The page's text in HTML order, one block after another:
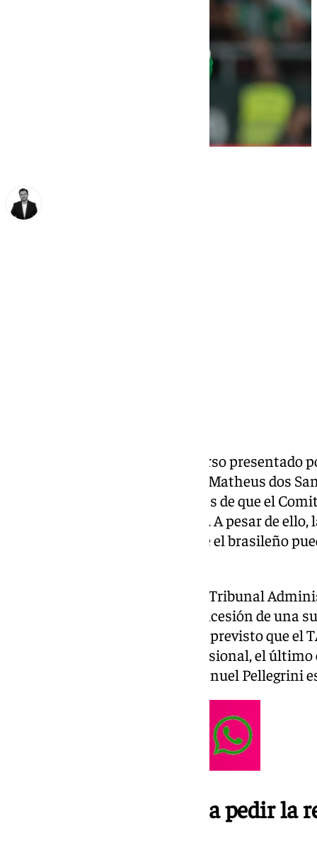
Apelación ha rechazado el recurso presentado
tarjeta roja mostrada a Antony Matheus dos
para el club verdiblanco, después de que el
negara su primera reclamación. A pesar de
todas las posibilidades para que el brasileño
El Betis ya ha elevado el caso al Tribunal
que ha solicitado además la concesión de una
resuelve el procedimiento. Está previsto que el
viernes sobre esta medida provisional, el
Antony esté disponible para Manuel Pellegrini
Motivos del Betis para pedir la